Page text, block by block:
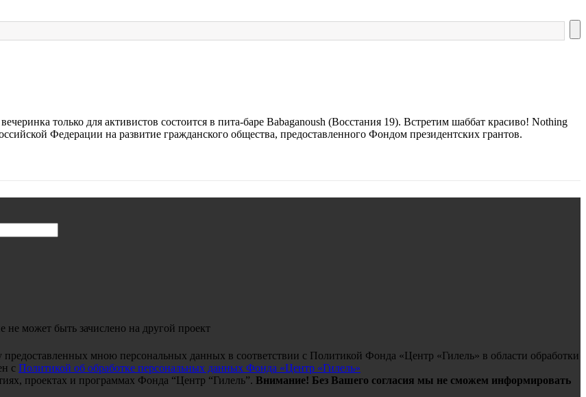
только для активистов состоится в пита-баре Babaganoush (Восстания 19). Встретим шаббат красиво! Nothing
Федерации на развитие гражданского общества, предоставленного Фондом президентских грантов.
может быть зачислено на другой проект
мною персональных данных в соответствии с Политикой Фонда «Центр «Гилель» в области обработки
с Политикой об обработке персональных данных Фонда «Центр «Гилель»
проектах и программах Фонда “Центр “Гилель”. Внимание! Без Вашего согласия мы не сможем информировать